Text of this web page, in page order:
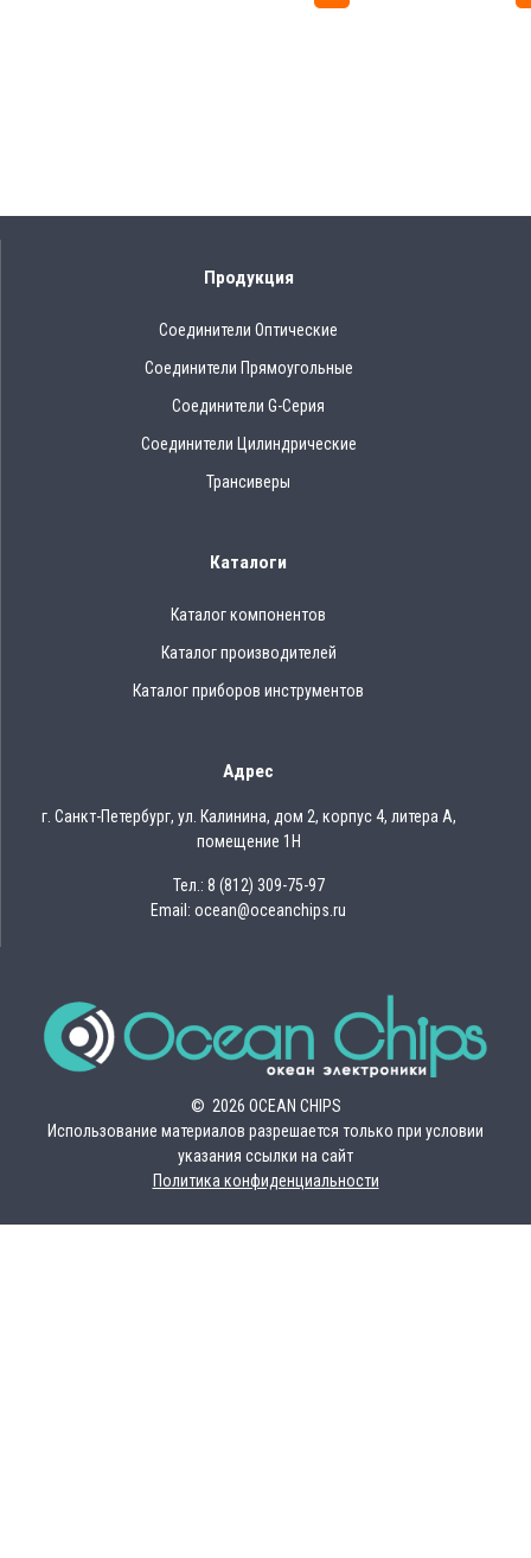
Продукция
Соединители Оптические
Соединители Прямоугольные
Соединители G-Серия
Соединители Цилиндрические
Трансиверы
Каталоги
Каталог компонентов
Каталог производителей
Каталог приборов инструментов
Адрес
г. Санкт-Петербург, ул. Калинина, дом 2, корпус 4, литера А,
помещение 1Н
Тел.: 8 (812) 309-75-97
Email: ocean@oceanchips.ru
© 2026 OCEAN CHIPS
Использование материалов разрешается только при условии
указания ссылки на сайт
Политика конфиденциальности